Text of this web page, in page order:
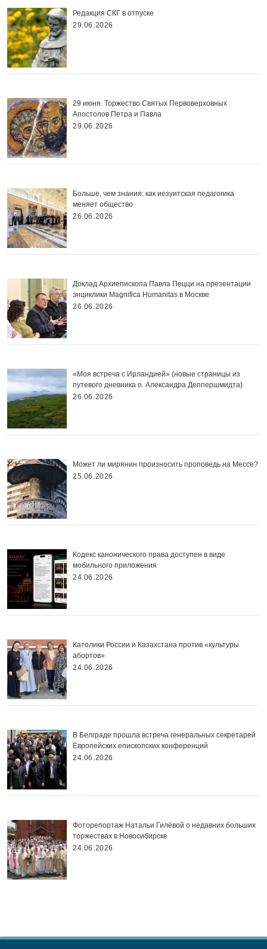
Редакция СКГ в отпуске
29.06.2026
29 июня. Торжество Святых Первоверховных
Апостолов Петра и Павла
29.06.2026
Больше, чем знания: как иезуитская педагогика
меняет общество
26.06.2026
Доклад Архиепископа Павла Пецци на презентации
энциклики Magnifica Нumanitas в Москве
26.06.2026
«Моя встреча с Ирландией» (новые страницы из
путевого дневника о. Александра Деппершмидта)
26.06.2026
Может ли мирянин произносить проповедь на Мессе?
25.06.2026
Кодекс канонического права доступен в виде
мобильного приложения
24.06.2026
Католики России и Казахстана против «культуры
абортов»
24.06.2026
В Белграде прошла встреча генеральных секретарей
Европейских епископских конференций
24.06.2026
Фоторепортаж Натальи Гилёвой о недавних больших
торжествах в Новосибирске
24.06.2026